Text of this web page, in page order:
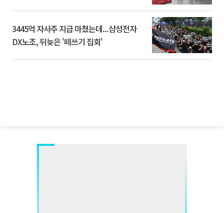
3445억 자사주 지급 마쳤는데...삼성전자
DX노조, 뒤늦은 '떼쓰기 집회'